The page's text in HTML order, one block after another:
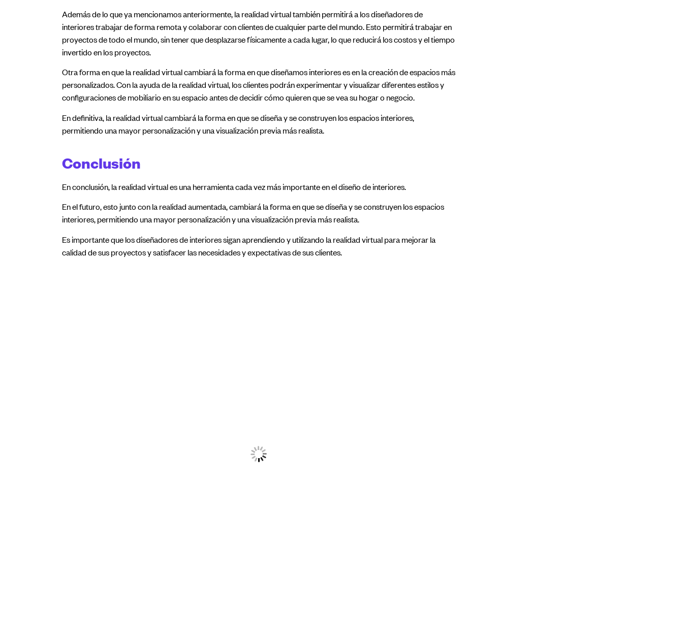
Además de lo que ya mencionamos anteriormente, la realidad virtual también permitirá a los diseñadores de
interiores trabajar de forma remota y colaborar con clientes de cualquier parte del mundo. Esto permitirá trabajar en
proyectos de todo el mundo, sin tener que desplazarse físicamente a cada lugar, lo que reducirá los costos y el tiempo
invertido en los proyectos.
Otra forma en que la realidad virtual cambiará la forma en que diseñamos interiores es en la creación de espacios más
personalizados. Con la ayuda de la realidad virtual, los clientes podrán experimentar y visualizar diferentes estilos y
configuraciones de mobiliario en su espacio antes de decidir cómo quieren que se vea su hogar o negocio.
En definitiva, la realidad virtual cambiará la forma en que se diseña y se construyen los espacios interiores,
permitiendo una mayor personalización y una visualización previa más realista.
Conclusión
En conclusión, la realidad virtual es una herramienta cada vez más importante en el diseño de interiores.
En el futuro, esto junto con la realidad aumentada, cambiará la forma en que se diseña y se construyen los espacios
interiores, permitiendo una mayor personalización y una visualización previa más realista.
Es importante que los diseñadores de interiores sigan aprendiendo y utilizando la realidad virtual para mejorar la
calidad de sus proyectos y satisfacer las necesidades y expectativas de sus clientes.